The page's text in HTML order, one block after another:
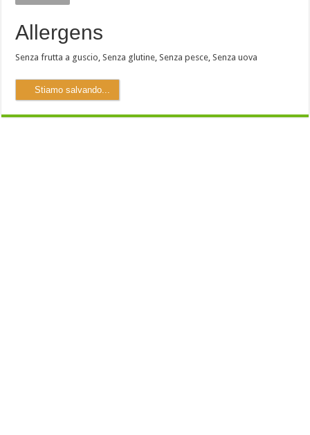
Allergens
Senza frutta a guscio,Senza glutine,Senza pesce,Senza uova
Stiamo salvando...